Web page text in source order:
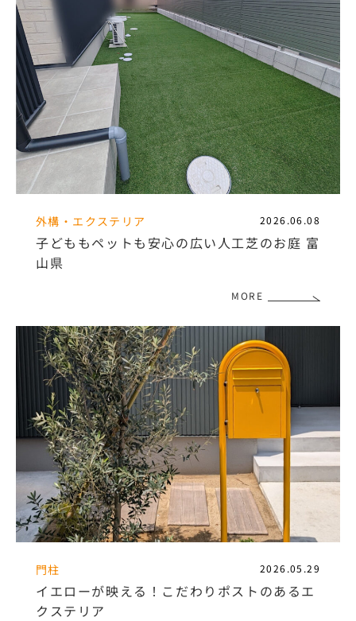
外構・エクステリア 2026.06.08
子どももペットも安心の広い人工芝のお庭 富
山県
MORE
門柱 2026.05.29
イエローが映える！こだわりポストのあるエ
クステリア